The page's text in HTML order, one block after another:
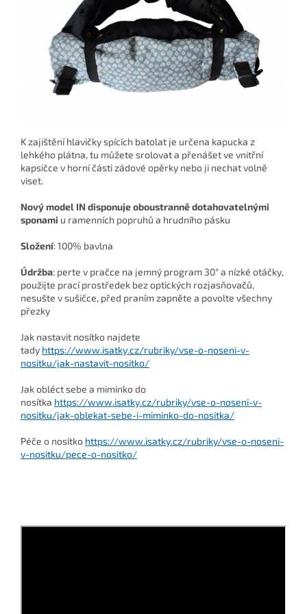
K zajištění hlavičky spících batolat je určena kapucka z
lehkého plátna, tu můžete srolovat a přenášet ve vnitřní
kapsičce v horní části zádové opěrky nebo ji nechat volně
viset.
Nový model IN disponuje oboustranně dotahovatelnými
sponami u ramenních popruhů a hrudního pásku
Složení:100% bavlna
Údržba: perte v pračce na jemný program 30° a nízké otáčky,
použijte prací prostředek bez optických rozjasňovačů,
nesušte v sušičce, před praním zapněte a povolte všechny
přezky
Jak nastavit nosítko najdete
tady https://www.isatky.cz/rubriky/vse-o-noseni-v-
nositku/jak-nastavit-nositko/
Jak obléct sebe a miminko do
nosítka https://www.isatky.cz/rubriky/vse-o-noseni-v-
nositku/jak-oblekat-sebe-i-miminko-do-nositka/
Péče o nosítko https://www.isatky.cz/rubriky/vse-o-noseni-
v-nositku/pece-o-nositko/